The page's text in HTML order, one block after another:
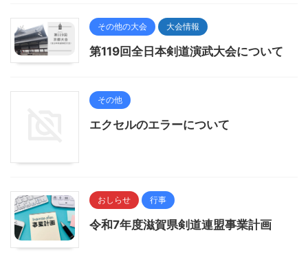
その他の大会 大会情報
第119回全日本剣道演武大会について
その他
エクセルのエラーについて
おしらせ 行事
令和7年度滋賀県剣道連盟事業計画